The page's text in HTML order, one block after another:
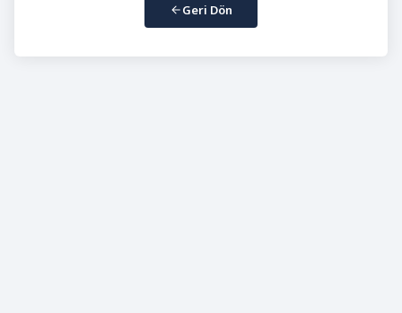
Geri Dön